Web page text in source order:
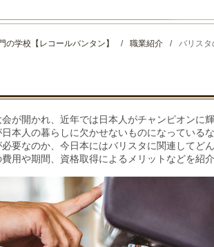
の学校【レコールバンタン】 / 職業紹介 / バリスタ
が開かれ、近年では日本人がチャンピオンに輝
本人の暮らしに欠かせないものになっている
要なのか、今日本にはバリスタに関連してど
用や期間、資格取得によるメリットなどを紹介